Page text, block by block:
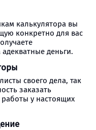
калькулятора вы
конкретно для вас
деньги.
своего дела, так
заказать
у настоящих